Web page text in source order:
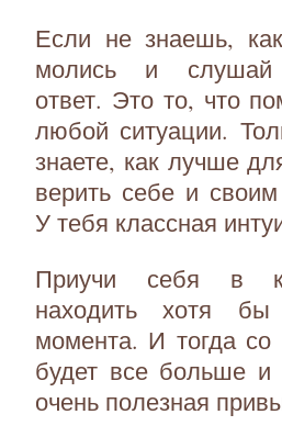
Если не знаешь,
молись и слушай
ответ. Это то, что
любой ситуации.
знаете, как лучше
верить себе и
У тебя классная
Приучи себя в
находить хотя
момента. И тогда
будет все больше
очень полезная